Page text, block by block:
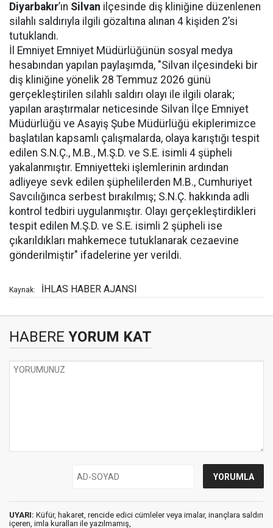
Diyarbakır’ın Silvan ilçesinde diş kliniğine düzenlenen
silahlı saldırıyla ilgili gözaltına alınan 4 kişiden 2’si
tutuklandı.
İl Emniyet Emniyet Müdürlüğünün sosyal medya
hesabından yapılan paylaşımda, "Silvan ilçesindeki bir
diş kliniğine yönelik 28 Temmuz 2026 günü
gerçekleştirilen silahlı saldırı olayı ile ilgili olarak;
yapılan araştırmalar neticesinde Silvan İlçe Emniyet
Müdürlüğü ve Asayiş Şube Müdürlüğü ekiplerimizce
başlatılan kapsamlı çalışmalarda, olaya karıştığı tespit
edilen S.N.Ç., M.B., M.Ş.D. ve S.E. isimli 4 şüpheli
yakalanmıştır. Emniyetteki işlemlerinin ardından
adliyeye sevk edilen şüphelilerden M.B., Cumhuriyet
Savcılığınca serbest bırakılmış; S.N.Ç. hakkında adli
kontrol tedbiri uygulanmıştır. Olayı gerçekleştirdikleri
tespit edilen M.Ş.D. ve S.E. isimli 2 şüpheli ise
çıkarıldıkları mahkemece tutuklanarak cezaevine
gönderilmiştir" ifadelerine yer verildi.
Kaynak: İHLAS HABER AJANSI
HABERE YORUM KAT
UYARI: Küfür, hakaret, rencide edici cümleler veya imalar, inançlara saldırı
içeren, imla kuralları ile yazılmamış,